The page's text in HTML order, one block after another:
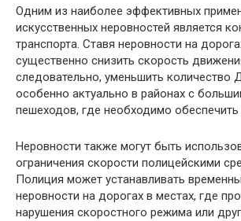
Одним из наиболее эффективных
искусственных неровностей является
транспорта. Ставя неровности на
существенно снизить скорость
следовательно, уменьшить количество
особенно актуально в районах с
пешеходов, где необходимо обеспечить
Неровности также могут быть
ограничения скорости полицейскими
Полиция может устанавливать
неровности на дорогах в местах, где
нарушения скоростного режима или